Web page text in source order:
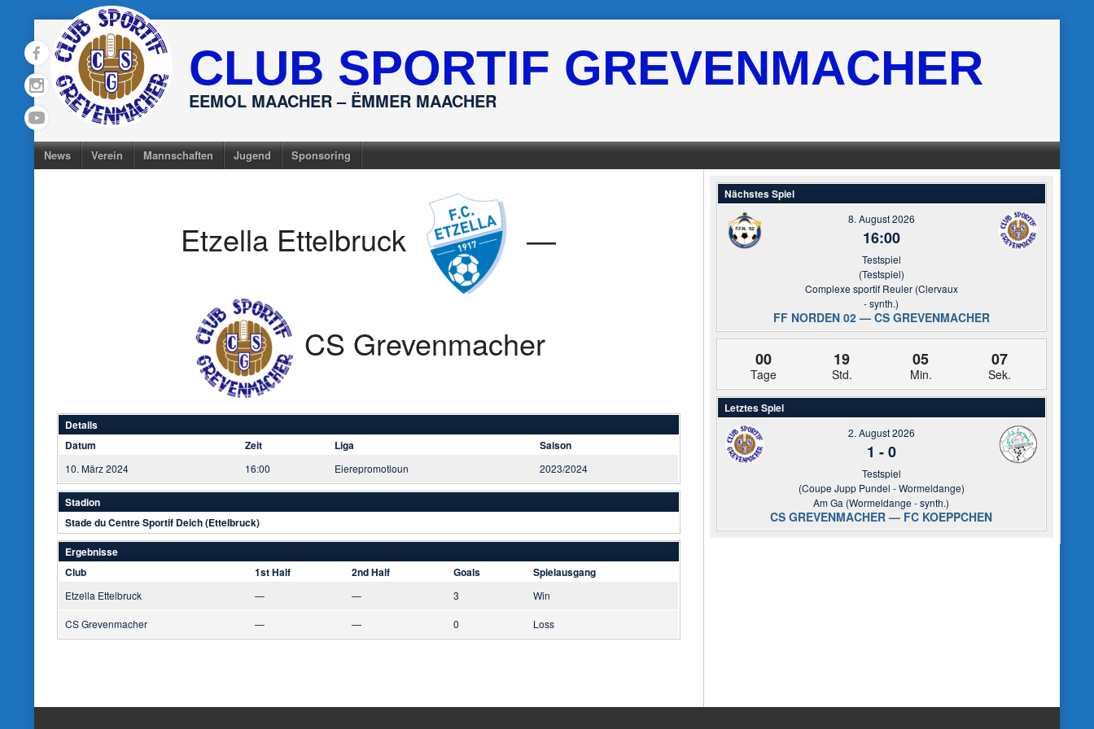
to
content
CLUB SPORTIF GREVENMACHER
EEMOL MAACHER – ËMMER MAACHER
News Verein Mannschaften Jugend Sponsoring
Etzella Ettelbruck —
CS Grevenmacher
Details
Datum
Zeit Liga Saison
10. März 2024 16:00 Eierepromotioun 2023/2024
Stadion
Stade du Centre Sportif Deich (Ettelbruck)
Ergebnisse
Club
1st Half 2nd Half Goals Spielausgang
Etzella Ettelbruck — — 3 Win
CS Grevenmacher — — 0 Loss
Nächstes Spiel
8. August 2026
16:00
Testspiel
(Testspiel)
Complexe sportif Reuler (Clervaux
- synth.)
FF NORDEN 02 — CS GREVENMACHER
00
Tage
19
Std.
05
Min.
06
Sek.
Letztes Spiel
2. August 2026
1 -0
Testspiel
(Coupe Jupp Pundel - Wormeldange)
Am Ga (Wormeldange - synth.)
CS GREVENMACHER — FC KOEPPCHEN